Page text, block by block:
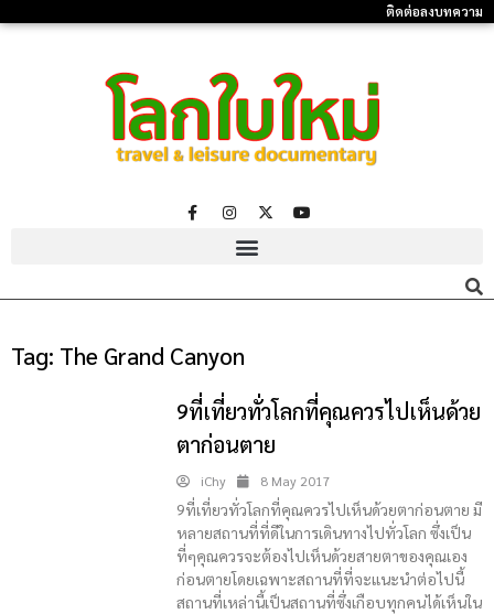
ติดต่อลงบทความ
Tag: The Grand Canyon
9ที่เที่ยวทั่วโลกที่คุณควรไปเห็นด้วย
ตาก่อนตาย
iChy 8 May 2017
9ที่เที่ยวทั่วโลกที่คุณควรไปเห็นด้วยตาก่อนตาย มี
หลายสถานที่ที่ดีในการเดินทางไปทั่วโลก ซึ่งเป็น
ที่ๆคุณควรจะต้องไปเห็นด้วยสายตาของคุณเอง
ก่อนตายโดยเฉพาะสถานที่ที่จะแนะนำต่อไปนี้
สถานที่เหล่านี้เป็นสถานที่ซึ่งเกือบทุกคนได้เห็นใน